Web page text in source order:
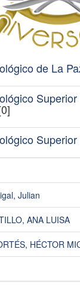
de La
Julian
ANA LUISA
HÉCTOR